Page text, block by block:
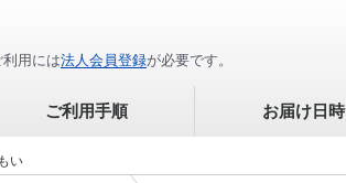
利用には法人会員登録が必要です。
ご利用手順 お届け日時
い